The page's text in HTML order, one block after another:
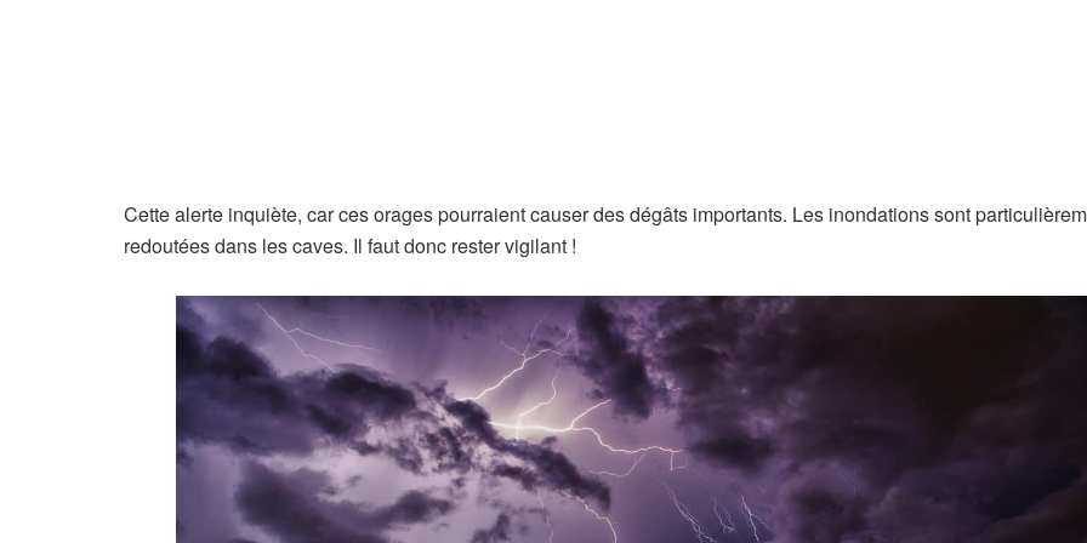
Cette alerte inquiète, car ces orages pourraient causer des dégâts importants. Les inondations sont
redoutées dans les caves. Il faut donc rester vigilant !